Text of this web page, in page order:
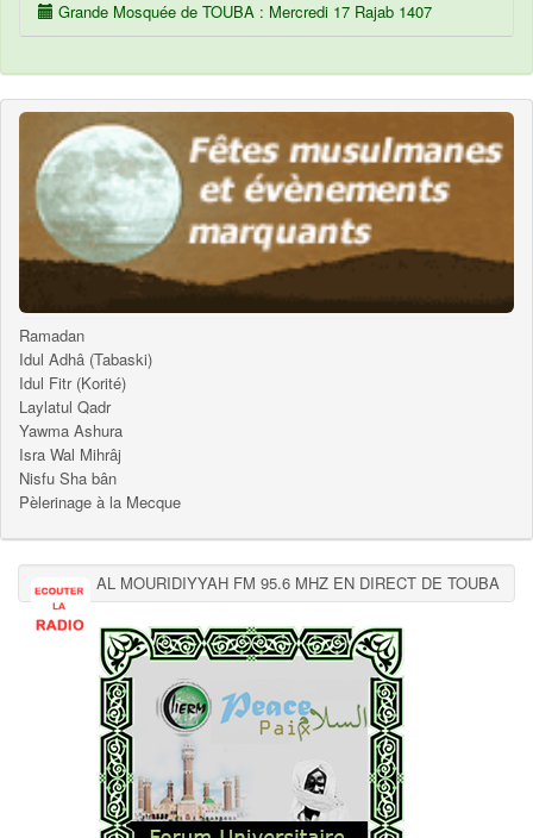
Grande Mosquée de TOUBA : Mercredi 17 Rajab 1407
Ramadan
Idul Adhâ (Tabaski)
Idul Fitr (Korité)
Laylatul Qadr
Yawma Ashura
Isra Wal Mihrâj
Nisfu Sha bân
Pèlerinage à la Mecque
AL MOURIDIYYAH FM 95.6 MHZ EN DIRECT DE TOUBA